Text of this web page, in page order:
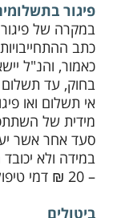
פיגור
במקרה של
כתב
כאמור, והנ"ל
בחוק, עד
אי תשלום ואו
מידית של
סעד אחר אשר
במידה ולא
– 20 ₪ דמי טיפול.
ביטולים